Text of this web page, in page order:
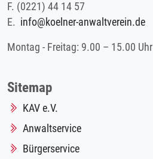
F. (0221) 44 14 57
E. info@koelner-anwaltverein.de
Montag - Freitag: 9.00 – 15.00 Uhr
Sitemap
KAV e.V.
Anwaltservice
Bürgerservice